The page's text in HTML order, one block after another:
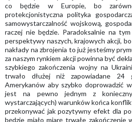
co będzie w Europie, bo
protekcjonistyczna polityka
samowystarczalność wojskową,
raczej nie będzie. Paradoksalnie na
perspektywy naszych, krajowych akcji,
nakłady na zbrojenia to już jesteśmy
za naszym rynkiem akcji powinna być
szybkiego zakończenia wojny na
trwało dłużej niż zapowiadane 24
Amerykanów aby szybko doprowadzić
jest na pewno jednym z
wystarczających) warunków końca
przekonywać jak pozytywny efekt dla
będzie miało miarę trwałe zakończenie